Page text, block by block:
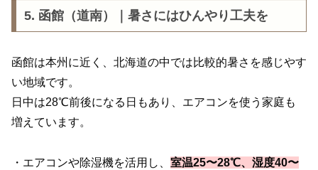
5. 函館（道南）｜暑さにはひんやり工夫を
函館は本州に近く、北海道の中では比較的暑さを感じやす
い地域です。
日中は28℃前後になる日もあり、エアコンを使う家庭も
増えています。
・エアコンや除湿機を活用し、 室温25〜28℃、湿度40〜